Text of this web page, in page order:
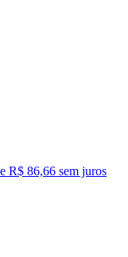
R$ 86,66 sem juros